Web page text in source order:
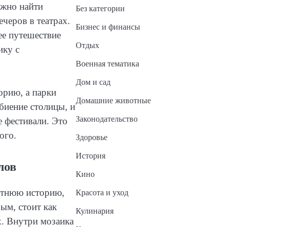
найти
в театрах.
путешествие
с
а парки
столицы, и
фестивали. Это
историю,
стоит как
Внутри мозаика
Без категории
Бизнес и финансы
Отдых
Военная тематика
Дом и сад
Домашние животные
Законодательство
Здоровье
История
Кино
Красота и уход
Кулинария